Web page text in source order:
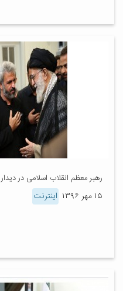
رهبر معظم انقلاب اسلامی در
۱۵ مهر ۱۳۹۶ اینترنت